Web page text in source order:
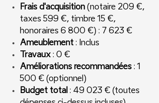
Frais d'acquisition (notaire 209 €,
taxes 599 €, timbre 15 €,
honoraires 6 800 €) : 7 623 €
Ameublement : Inclus
Travaux : 0 €
Améliorations recommandées : 1
500 € (optionnel)
Budget total : 49 023 € (toutes